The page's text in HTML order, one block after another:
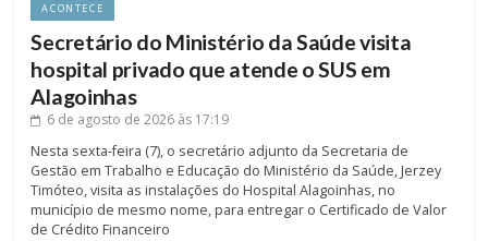
ACONTECE
Secretário do Ministério da Saúde visita
hospital privado que atende o SUS em
Alagoinhas
6 de agosto de 2026 às 17:19
Nesta sexta-feira (7), o secretário adjunto da Secretaria de
Gestão em Trabalho e Educação do Ministério da Saúde, Jerzey
Timóteo, visita as instalações do Hospital Alagoinhas, no
município de mesmo nome, para entregar o Certificado de Valor
de Crédito Financeiro